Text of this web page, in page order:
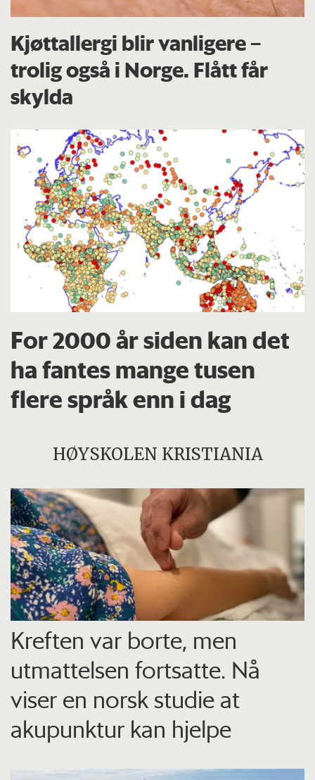
Kjøttallergi blir vanligere –
trolig også i Norge. Flått får
skylda
For 2000 år siden kan det
ha fantes mange tusen
flere språk enn i dag
HØYSKOLEN KRISTIANIA
Kreften var borte, men
utmattelsen fortsatte. Nå
viser en norsk studie at
akupunktur kan hjelpe